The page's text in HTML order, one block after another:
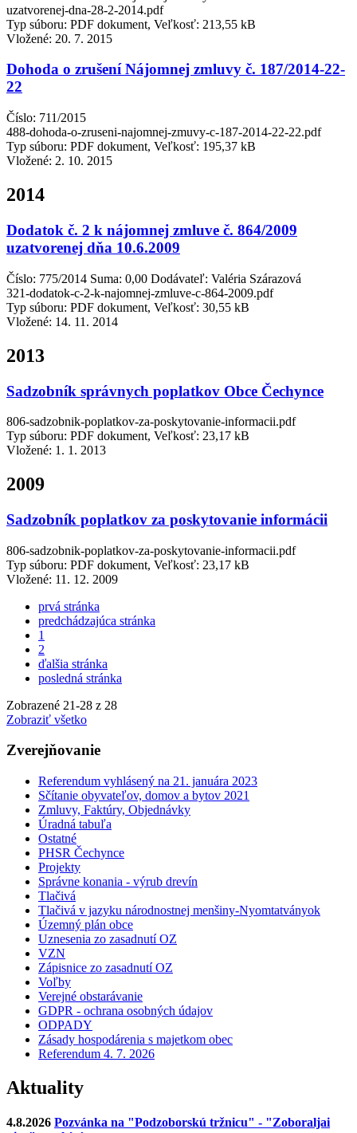
uzatvorenej-dna-28-2-2014.pdf
Typ súboru: PDF dokument, Veľkosť: 213,55 kB
Vložené: 20. 7. 2015
Dohoda o zrušení Nájomnej zmluvy č. 187/2014-22-
22
Číslo: 711/2015
488-dohoda-o-zruseni-najomnej-zmuvy-c-187-2014-22-22.pdf
Typ súboru: PDF dokument, Veľkosť: 195,37 kB
Vložené: 2. 10. 2015
2014
Dodatok č. 2 k nájomnej zmluve č. 864/2009
uzatvorenej dňa 10.6.2009
Číslo: 775/2014 Suma: 0,00 Dodávateľ: Valéria Szárazová
321-dodatok-c-2-k-najomnej-zmluve-c-864-2009.pdf
Typ súboru: PDF dokument, Veľkosť: 30,55 kB
Vložené: 14. 11. 2014
2013
Sadzobník správnych poplatkov Obce Čechynce
806-sadzobnik-poplatkov-za-poskytovanie-informacii.pdf
Typ súboru: PDF dokument, Veľkosť: 23,17 kB
Vložené: 1. 1. 2013
2009
Sadzobník poplatkov za poskytovanie informácii
806-sadzobnik-poplatkov-za-poskytovanie-informacii.pdf
Typ súboru: PDF dokument, Veľkosť: 23,17 kB
Vložené: 11. 12. 2009
prvá stránka
predchádzajúca stránka
1
2
ďalšia stránka
posledná stránka
Zobrazené 21-28 z 28
Zobraziť všetko
Zverejňovanie
Referendum vyhlásený na 21. januára 2023
Sčítanie obyvateľov, domov a bytov 2021
Zmluvy, Faktúry, Objednávky
Úradná tabuľa
Ostatné
PHSR Čechynce
Projekty
Správne konania - výrub drevín
Tlačivá
Tlačivá v jazyku národnostnej menšiny-Nyomtatványok
Územný plán obce
Uznesenia zo zasadnutí OZ
VZN
Zápisnice zo zasadnutí OZ
Voľby
Verejné obstarávanie
GDPR - ochrana osobných údajov
ODPADY
Zásady hospodárenia s majetkom obec
Referendum 4. 7. 2026
Aktuality
4.8.2026 Pozvánka na "Podzoborskú tržnicu" - "Zoboraljai